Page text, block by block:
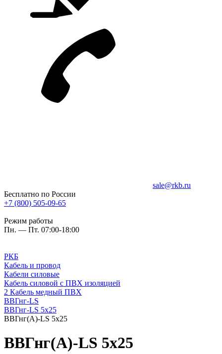
sale@rkb.ru
Бесплатно по России
+7 (800) 505-09-65
Режим работы
Пн. — Пт. 07:00-18:00
РКБ
Кабель и провод
Кабели силовые
Кабель силовой с ПВХ изоляцией
2 Кабель медный ПВХ
ВВГнг-LS
ВВГнг-LS 5х25
ВВГнг(А)-LS 5х25
ВВГнг(А)-LS 5х25